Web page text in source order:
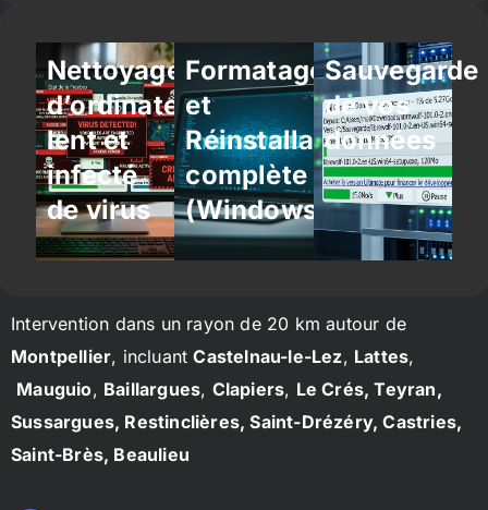
Nettoyage
d’ordinateur
lent et
infecté
de virus
Formatage
et
Réinstallation
complète
(Windows/Linux)
Sauvegarde
de vos
données
Intervention dans un rayon de 20 km autour de
Montpellier, incluantCastelnau-le-Lez, Lattes,
Mauguio, Baillargues, Clapiers, Le Crés, Teyran,
Sussargues, Restinclières, Saint-Drézéry, Castries,
Saint-Brès, Beaulieu